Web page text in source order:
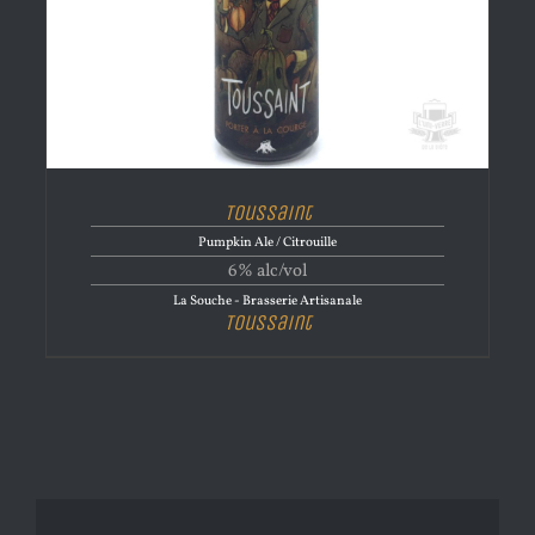
Toussaint
Pumpkin Ale / Citrouille
6% alc/vol
La Souche - Brasserie Artisanale
Toussaint